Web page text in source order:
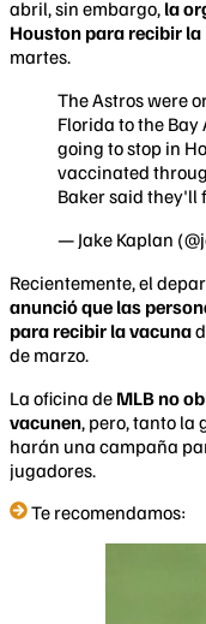
abril, sin embargo, la
Houston para recibir
martes.
The Astros were
Florida to the
going to stop in
vaccinated
Baker said they'll
— Jake Kaplan
Recientemente, el
anunció que las
para recibir la vacuna
de marzo.
La oficina de MLB no
vacunen, pero, tanto la
harán una campaña
jugadores.
Te recomendamos: